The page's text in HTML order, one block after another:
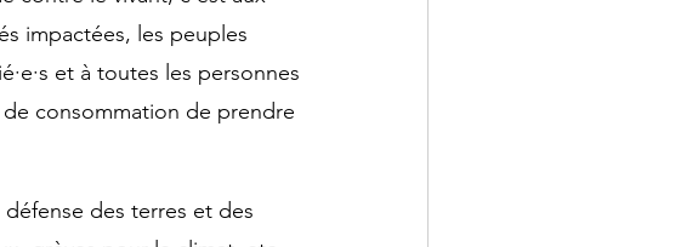
impactées, les peuples
et à toutes les personnes
consommation de prendre
des terres et des